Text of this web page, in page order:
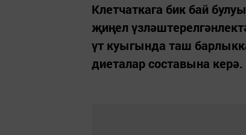
Клетчаткага бик бай
җиңел
үт куыгында таш
диеталар составына керә.